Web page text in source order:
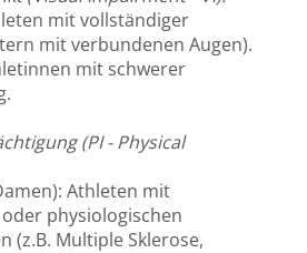
mit vollständiger
mit verbundenen Augen).
mit schwerer
(PI - Physical
Athleten mit
physiologischen
(z.B. Multiple Sklerose,